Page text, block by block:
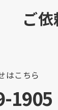
ご
はこちら
1905